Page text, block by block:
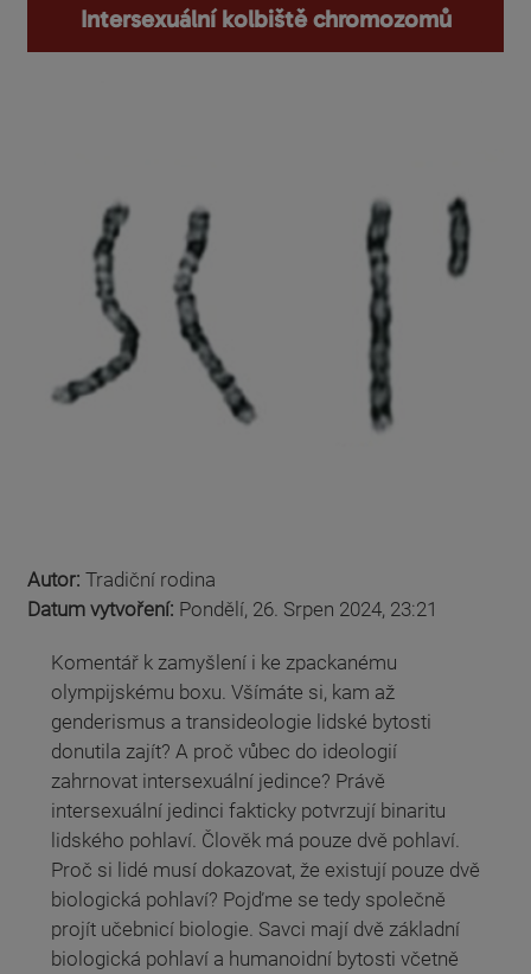
Intersexuální kolbiště chromozomů
Autor: Tradiční rodina
Datum vytvoření: Pondělí, 26. Srpen 2024, 23:21
Komentář k zamyšlení i ke zpackanému
olympijskému boxu. Všímáte si, kam až
genderismus a transideologie lidské bytosti
donutila zajít? A proč vůbec do ideologií
zahrnovat intersexuální jedince? Právě
intersexuální jedinci fakticky potvrzují binaritu
lidského pohlaví. Člověk má pouze dvě pohlaví.
Proč si lidé musí dokazovat, že existují pouze dvě
biologická pohlaví? Pojďme se tedy společně
projít učebnicí biologie. Savci mají dvě základní
biologická pohlaví a humanoidní bytosti včetně